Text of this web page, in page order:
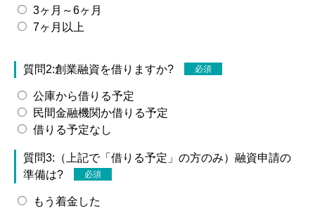
3ヶ月～6ヶ月
7ヶ月以上
質問2:創業融資を借りますか? 必須
公庫から借りる予定
民間金融機関か借りる予定
借りる予定なし
質問3:（上記で「借りる予定」の方のみ）融資申請の
準備は?
必須
もう着金した